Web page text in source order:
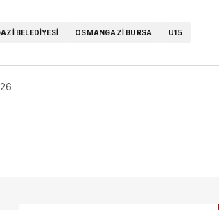
BELEDIYESI OSMANGAZI BURSA U15